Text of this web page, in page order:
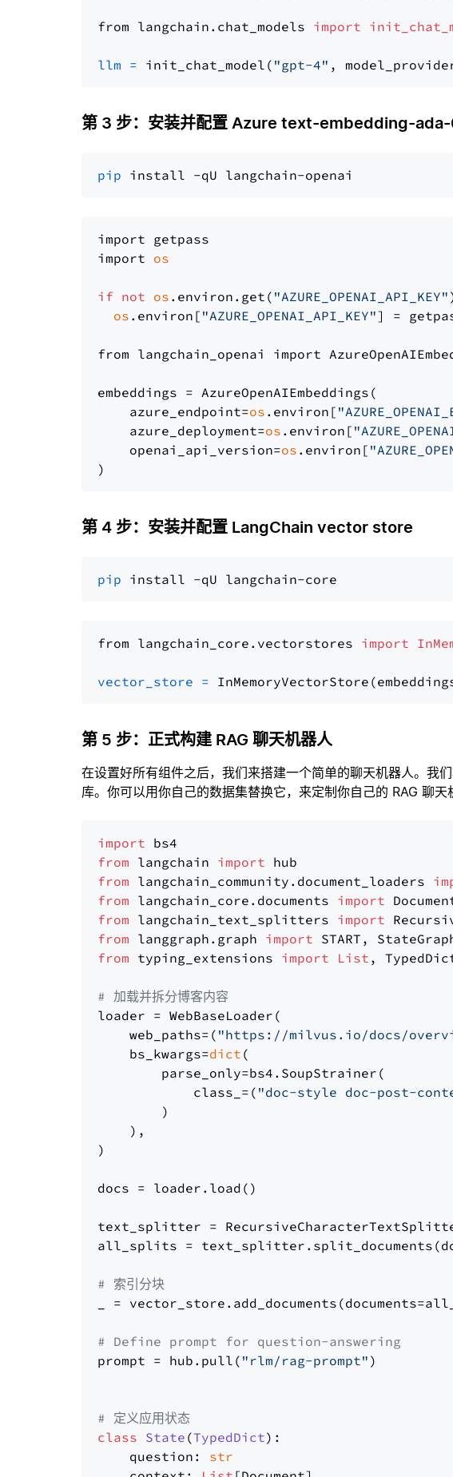
from langchain.chat_models import
llm = init_chat_model( "gpt-4" ,
第 3 步：安装并配置 Azure text-embedding-
pip
import getpass
import os
if not os .environ.get( "AZURE_OPENAI_API_KEY"
os .environ[ "AZURE_OPENAI_API_KEY"] =
from langchain_openai import
embeddings = AzureOpenAIEmbeddings(
    azure_endpoint=
os .environ[
    azure_deployment=
os .environ[
    openai_api_version=
os .environ[
第 4 步：安装并配置 LangChain vector store
pip
from langchain_core.vectorstores import
vector_store =
第 5 步：正式构建 RAG 聊天机器人
在设置好所有组件之后，我们来搭建一个简单的聊天机器人。我
库。你可以用你自己的数据集替换它，来定制你自己的 RAG 聊天
import
from langchain import
from langchain_community.document_loaders
from langchain_core.documents import
from langchain_text_splitters import
from langgraph.graph import
from typing_extensions import List ,
# 加载并拆分博客内容
loader = WebBaseLoader(
    web_paths=(
"https://milvus.io/docs/
    bs_kwargs=
dict (
        parse_only=bs4.SoupStrainer(
            class_=(
"doc-style doc-post-
        )
    ),
)
docs = loader.load()
text_splitter =
all_splits =
# 索引分块
_ =
# Define prompt for question-answering
prompt = hub.pull( "rlm/rag-prompt" )
# 定义应用状态
class State (TypedDict):
    question:
str